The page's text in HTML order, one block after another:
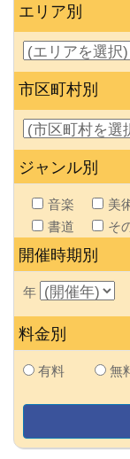
エリア別
市区町村別
ジャンル別
音楽 美
書道
そ
開催時期別
年
料金別
有料 無